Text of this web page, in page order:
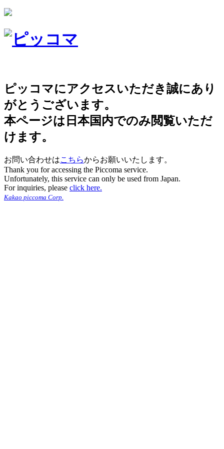
ピッコマにアクセスいただき誠にあり
がとうございます。
本ページは日本国内でのみ閲覧いただ
けます。
お問い合わせはこちらからお願いいたします。
Thank you for accessing the Piccoma service.
Unfortunately, this service can only be used from Japan.
For inquiries, please click here.
Kakao piccoma Corp.